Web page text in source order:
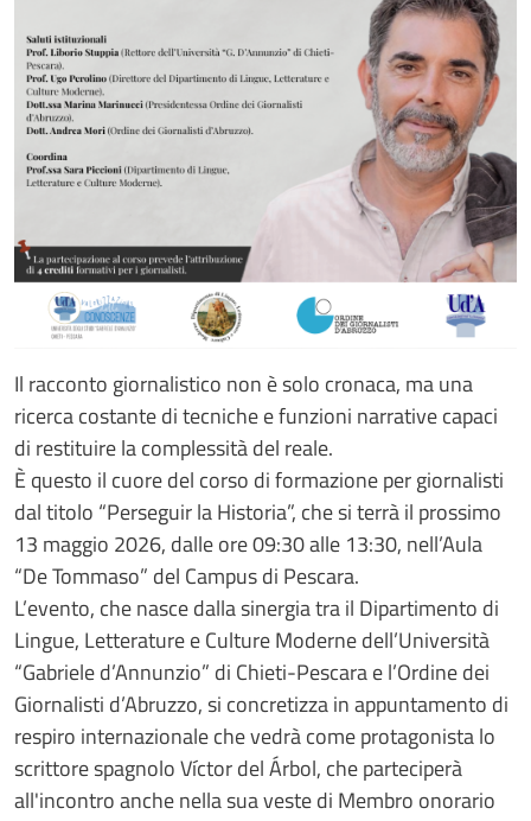
Il racconto giornalistico non è solo cronaca, ma una
ricerca costante di tecniche e funzioni narrative capaci
di restituire la complessità del reale.
È questo il cuore del corso di formazione per giornalisti
dal titolo “Perseguir la Historia”, che si terrà il prossimo
13 maggio 2026, dalle ore 09:30 alle 13:30, nell’Aula
“De Tommaso” del Campus di Pescara.
L’evento, che nasce dalla sinergia tra il Dipartimento di
Lingue, Letterature e Culture Moderne dell’Università
“Gabriele d’Annunzio” di Chieti-Pescara e l’Ordine dei
Giornalisti d’Abruzzo, si concretizza in appuntamento di
respiro internazionale che vedrà come protagonista lo
scrittore spagnolo Víctor del Árbol, che parteciperà
all'incontro anche nella sua veste di Membro onorario